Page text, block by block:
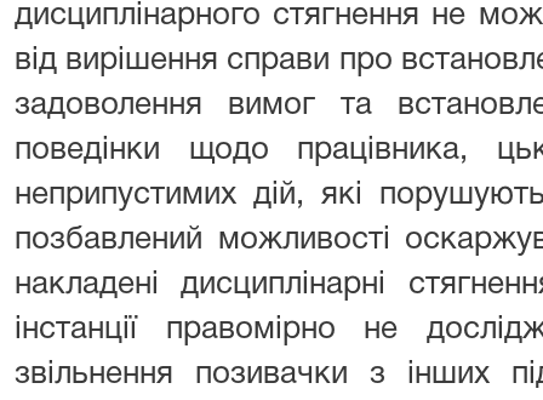
дисциплінарного стягнення не
від вирішення справи про
задоволення вимог та
поведінки щодо працівника,
неприпустимих дій, які
позбавлений можливості
накладені дисциплінарні
інстанції правомірно не
звільнення позивачки з інших